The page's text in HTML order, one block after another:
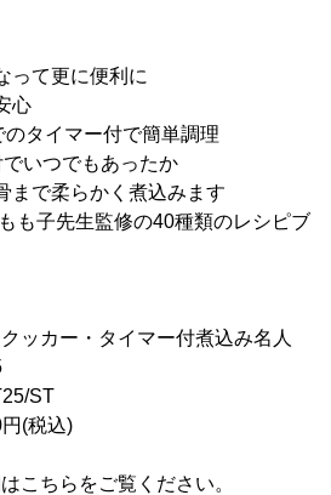
って更に便利に
心
タイマー付で簡単調理
いつでもあったか
まで柔らかく煮込みます
も子先生監修の40種類のレシピブ
ー・タイマー付煮込み名人
ST
(税込)
こちらをご覧ください。